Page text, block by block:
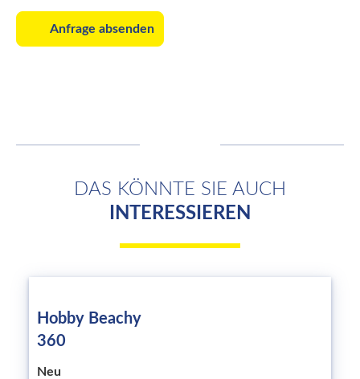
Anfrage absenden
DAS KÖNNTE SIE AUCH
INTERESSIEREN
Hobby Beachy
360
Neu